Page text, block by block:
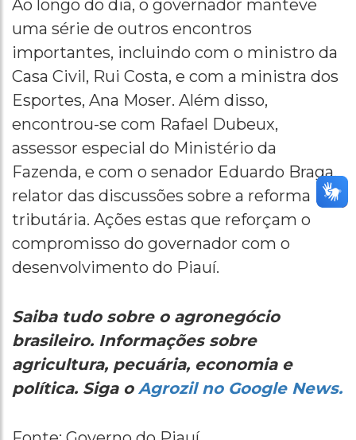
Ao longo do dia, o governador manteve
uma série de outros encontros
importantes, incluindo com o ministro da
Casa Civil, Rui Costa, e com a ministra dos
Esportes, Ana Moser. Além disso,
encontrou-se com Rafael Dubeux,
assessor especial do Ministério da
Fazenda, e com o senador Eduardo Braga,
relator das discussões sobre a reforma
tributária. Ações estas que reforçam o
compromisso do governador com o
desenvolvimento do Piauí.
Saiba tudo sobre o agronegócio
brasileiro. Informações sobre
agricultura, pecuária, economia e
política. Siga o Agrozil no Google News.